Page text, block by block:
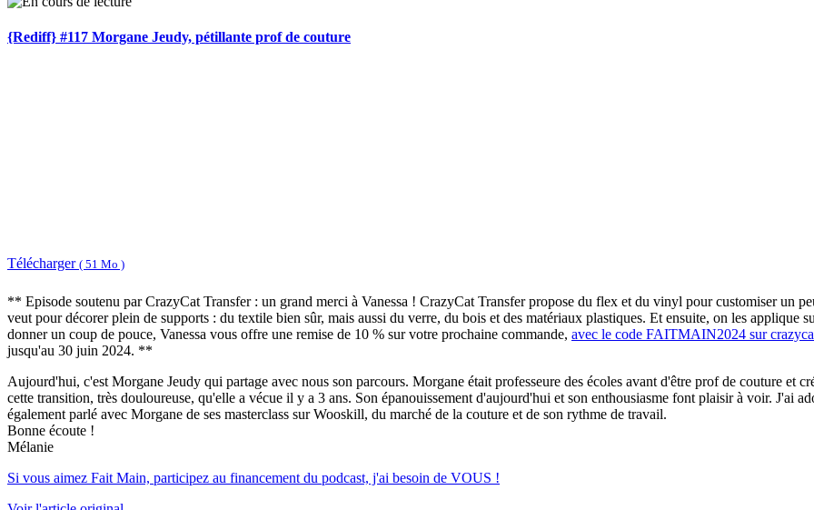
{Rediff} #117 Morgane Jeudy, pétillante prof de couture
Télécharger ( 51 Mo )
** Episode soutenu par CrazyCat Transfer : un grand merci à Vanessa ! CrazyCat Transfer propose du flex et du vinyl pour customiser un
veut pour décorer plein de supports : du textile bien sûr, mais aussi du verre, du bois et des matériaux plastiques. Et ensuite, on les applique
donner un coup de pouce, Vanessa vous offre une remise de 10 % sur votre prochaine commande, avec le code FAITMAIN2024 sur
jusqu'au 30 juin 2024. **
Aujourd'hui, c'est Morgane Jeudy qui partage avec nous son parcours. Morgane était professeure des écoles avant d'être prof de couture et
cette transition, très douloureuse, qu'elle a vécue il y a 3 ans. Son épanouissement d'aujourd'hui et son enthousiasme font plaisir à voir. J'ai
également parlé avec Morgane de ses masterclass sur Wooskill, du marché de la couture et de son rythme de travail.
Bonne écoute !
Mélanie
Si vous aimez Fait Main, participez au financement du podcast, j'ai besoin de VOUS !